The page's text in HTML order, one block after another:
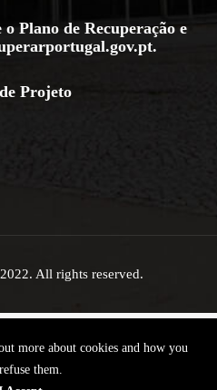
Plano de Recuperação e
.
Projeto
All rights reserved.
more about cookies and how you
them.